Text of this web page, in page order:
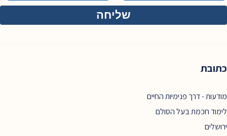
כתובת
מודעות - דרך פנימיות החיים
לימוד חכמת בעל הסולם
ירושלים